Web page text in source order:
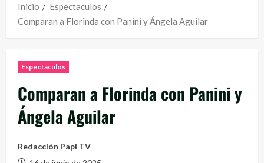
Inicio
Espectaculos
Comparan a Florinda con Panini y Ángela Aguilar
Espectaculos
Comparan a Florinda con Panini y
Ángela Aguilar
Redacción Papi TV